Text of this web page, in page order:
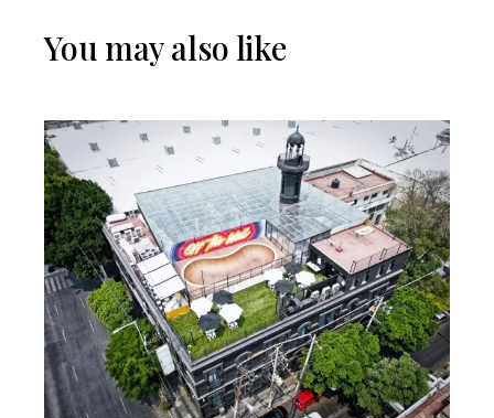
You may also like